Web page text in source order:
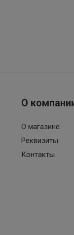
О
О магазине
Реквизиты
Контакты